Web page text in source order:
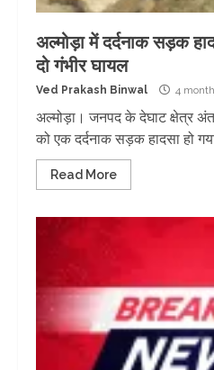
अल्मोड़ा में दर्दनाक सड़क
दो गंभीर घायल
Ved Prakash Binwal 4
अल्मोड़ा। जनपद के देघाट क्षेत्र
को एक दर्दनाक सड़क हादसा हो
Read More